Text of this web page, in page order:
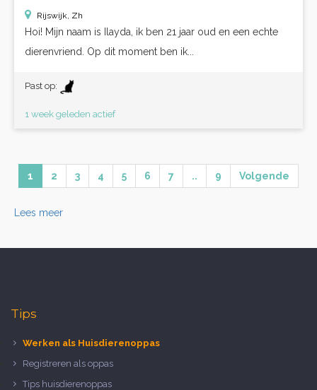
Rijswijk, Zh
Hoi! Mijn naam is Ilayda, ik ben 21 jaar oud en een echte
dierenvriend. Op dit moment ben ik...
Past op:
1 week geleden actief
1 2 3 4 5 6 7 .. 9 Volgende
Lees meer
Tips
Werken als Huisdierenoppas
Registreren als oppas
Tips huisdierenoppas